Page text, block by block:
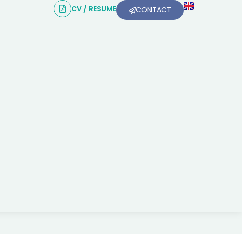
CV / RESUME CONTACT